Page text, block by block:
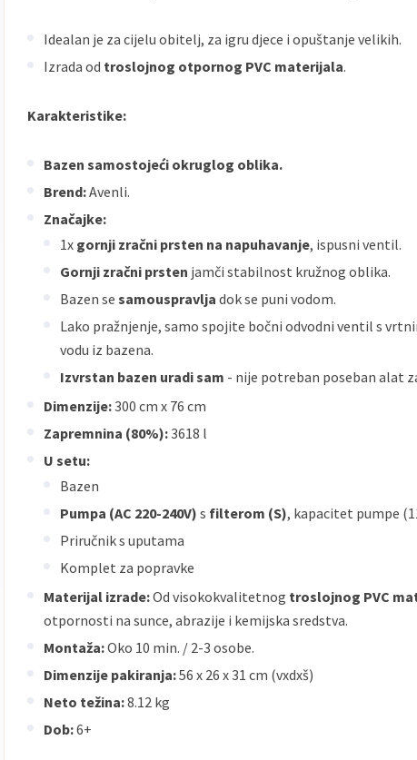
Idealan je za cijelu obitelj, za igru djece i opuštanje velikih.
Izrada od troslojnog otpornog PVC materijala.
Karakteristike:
Bazen samostojeći okruglog oblika.
Brend:Avenli.
Značajke:
1x gornji zračni prsten na napuhavanje, ispusni ventil.
Gornji zračni prsten jamči stabilnost kružnog oblika.
Bazen se samouspravlja dok se puni vodom.
Lako pražnjenje, samo spojite bočni odvodni ventil s
vodu iz bazena.
Izvrstan bazen uradi sam - nije potreban poseban alat
Dimenzije:300 cm x 76 cm
Zapremnina (80%):3618 l
U setu:
Bazen
Pumpa (AC 220-240V) s filterom (S), kapacitet pumpe
Priručnik s uputama
Komplet za popravke
Materijal izrade:Od visokokvalitetnog troslojnog PVC
otpornosti na sunce, abrazije i kemijska sredstva.
Montaža:Oko 10 min. / 2-3 osobe.
Dimenzije pakiranja:56 x 26 x 31 cm (vxdxš)
Neto težina:8.12 kg
Dob:6+